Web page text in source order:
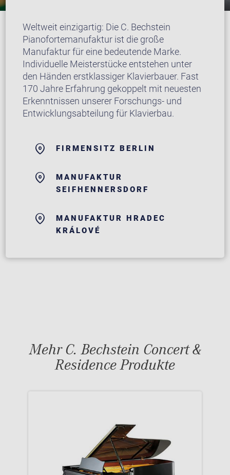
Weltweit einzigartig: Die C. Bechstein
Pianofortemanufaktur ist die große
Manufaktur für eine bedeutende Marke.
Individuelle Meisterstücke entstehen unter
den Händen erstklassiger Klavierbauer. Fast
170 Jahre Erfahrung gekoppelt mit neuesten
Erkenntnissen unserer Forschungs- und
Entwicklungsabteilung für Klavierbau.
FIRMENSITZ BERLIN
MANUFAKTUR
SEIFHENNERSDORF
MANUFAKTUR HRADEC
KRÁLOVÉ
Mehr C. Bechstein Concert &
Residence Produkte